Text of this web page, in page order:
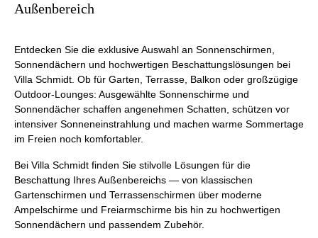
Außenbereich
Entdecken Sie die exklusive Auswahl an Sonnenschirmen,
Sonnendächern und hochwertigen Beschattungslösungen bei
Villa Schmidt. Ob für Garten, Terrasse, Balkon oder großzügige
Outdoor-Lounges: Ausgewählte Sonnenschirme und
Sonnendächer schaffen angenehmen Schatten, schützen vor
intensiver Sonneneinstrahlung und machen warme Sommertage
im Freien noch komfortabler.
Bei Villa Schmidt finden Sie stilvolle Lösungen für die
Beschattung Ihres Außenbereichs — von klassischen
Gartenschirmen und Terrassenschirmen über moderne
Ampelschirme und Freiarmschirme bis hin zu hochwertigen
Sonnendächern und passendem Zubehör.